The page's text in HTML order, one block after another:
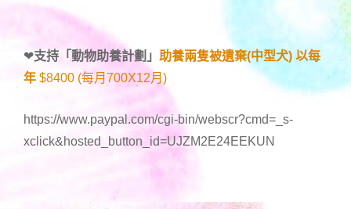
❤支持「動物助養計劃 」 助養兩隻被遺棄(中型犬) 以每
年 $8400 (每月700X12月)
https://www.paypal.com/cgi-bin/webscr?cmd=_s-
xclick&hosted_button_id=UJZM2E24EEKUN